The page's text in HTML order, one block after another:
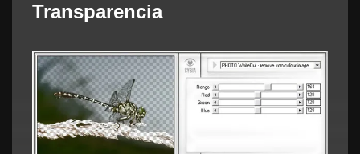
Transparencia